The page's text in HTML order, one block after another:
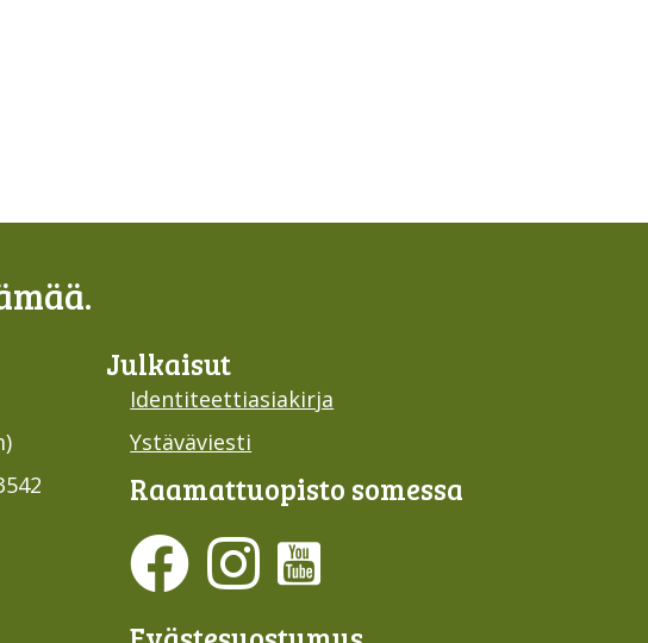
Julkaisut
Identiteettiasiakirja
Ystäväviesti
Raamattu­opisto somessa